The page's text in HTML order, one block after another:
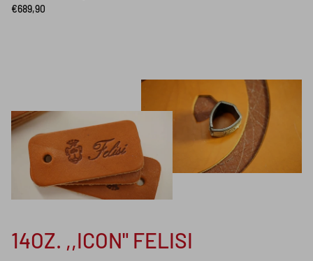
€689,90
14OZ. ,,ICON" FELISI